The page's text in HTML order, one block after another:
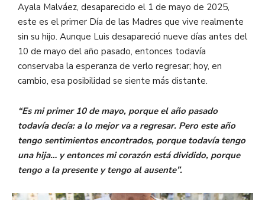
Ayala Malváez, desaparecido el 1 de mayo de 2025,
este es el primer Día de las Madres que vive realmente
sin su hijo. Aunque Luis desapareció nueve días antes del
10 de mayo del año pasado, entonces todavía
conservaba la esperanza de verlo regresar; hoy, en
cambio, esa posibilidad se siente más distante.
“Es mi primer 10 de mayo, porque el año pasado
todavía decía: a lo mejor va a regresar. Pero este año
tengo sentimientos encontrados, porque todavía tengo
una hija… y entonces mi corazón está dividido, porque
tengo a la presente y tengo al ausente”.